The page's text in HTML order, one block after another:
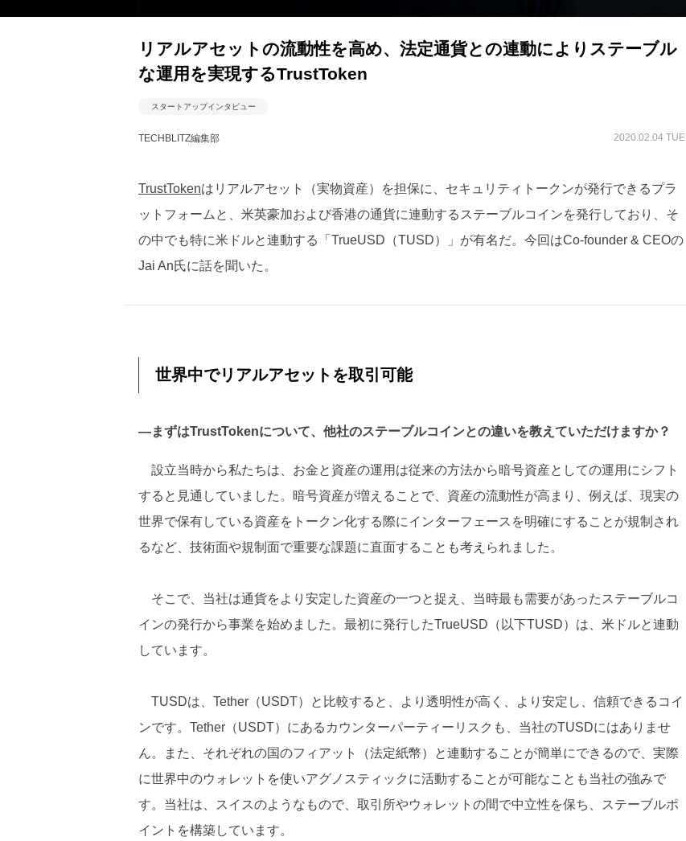
リアルアセットの流動性を高め、法定通貨との連動によりステーブル
な運用を実現するTrustToken
スタートアップインタビュー
TECHBLITZ編集部 2020.02.04 TUE
TrustTokenはリアルアセット（実物資産）を担保に、セキュリティトークンが発行できるプラ
ットフォームと、米英豪加および香港の通貨に連動するステーブルコインを発行しており、そ
の中でも特に米ドルと連動する「TrueUSD（TUSD）」が有名だ。今回はCo-founder & CEOの
Jai An氏に話を聞いた。
世界中でリアルアセットを取引可能
―まずはTrustTokenについて、他社のステーブルコインとの違いを教えていただけますか？
設立当時から私たちは、お金と資産の運用は従来の方法から暗号資産としての運用にシフト
すると見通していました。暗号資産が増えることで、資産の流動性が高まり、例えば、現実の
世界で保有している資産をトークン化する際にインターフェースを明確にすることが規制され
るなど、技術面や規制面で重要な課題に直面することも考えられました。
そこで、当社は通貨をより安定した資産の一つと捉え、当時最も需要があったステーブルコ
インの発行から事業を始めました。最初に発行したTrueUSD（以下TUSD）は、米ドルと連動
しています。
TUSDは、Tether（USDT）と比較すると、より透明性が高く、より安定し、信頼できるコイ
ンです。Tether（USDT）にあるカウンターパーティーリスクも、当社のTUSDにはありませ
ん。また、それぞれの国のフィアット（法定紙幣）と連動することが簡単にできるので、実際
に世界中のウォレットを使いアグノスティックに活動することが可能なことも当社の強みで
す。当社は、スイスのようなもので、取引所やウォレットの間で中立性を保ち、ステーブルポ
イントを構築しています。